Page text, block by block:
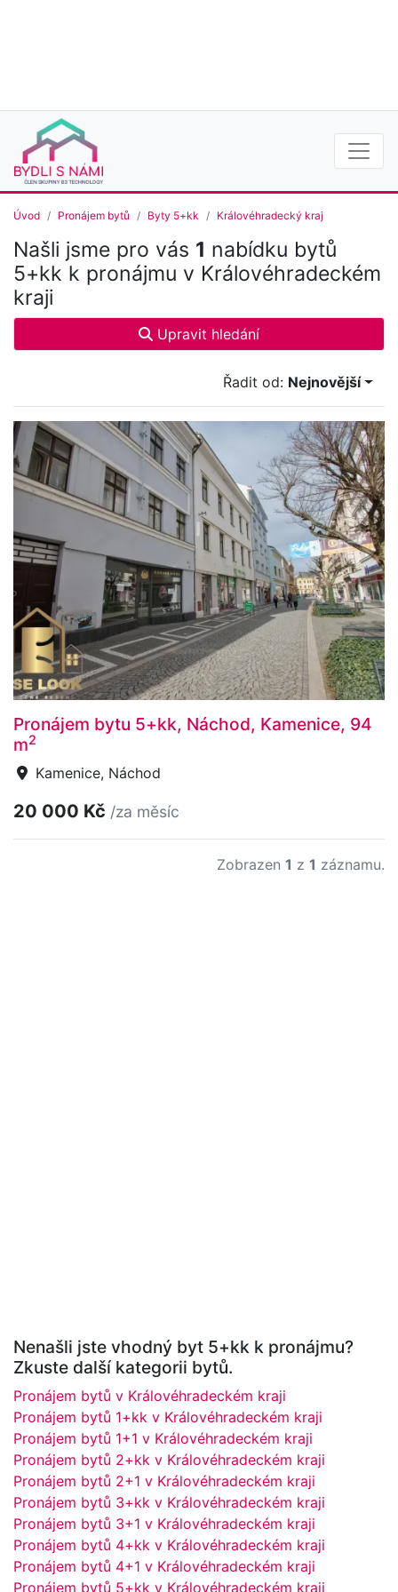
Úvod Pronájem bytů Byty 5+kk Královéhradecký kraj
Našli jsme pro vás 1 nabídku bytů
5+kk k pronájmu v Královéhradeckém
kraji
Upravit hledání
Řadit od: Nejnovější
Pronájem bytu 5+kk, Náchod, Kamenice, 94
m2
Kamenice, Náchod
20 000 Kč /za měsíc
Zobrazen 1 z 1 záznamu.
Nenašli jste vhodný byt 5+kk k pronájmu?
Zkuste další kategorii bytů.
Pronájem bytů v Královéhradeckém kraji
Pronájem bytů 1+kk v Královéhradeckém kraji
Pronájem bytů 1+1 v Královéhradeckém kraji
Pronájem bytů 2+kk v Královéhradeckém kraji
Pronájem bytů 2+1 v Královéhradeckém kraji
Pronájem bytů 3+kk v Královéhradeckém kraji
Pronájem bytů 3+1 v Královéhradeckém kraji
Pronájem bytů 4+kk v Královéhradeckém kraji
Pronájem bytů 4+1 v Královéhradeckém kraji
Pronájem bytů 5+kk v Královéhradeckém kraji